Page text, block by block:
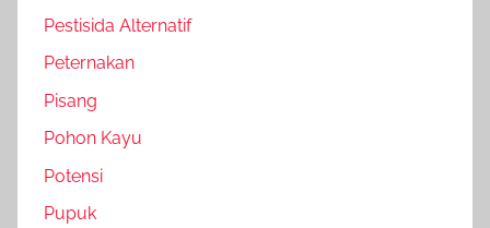
Pestisida Alternatif
Peternakan
Pisang
Pohon Kayu
Potensi
Pupuk